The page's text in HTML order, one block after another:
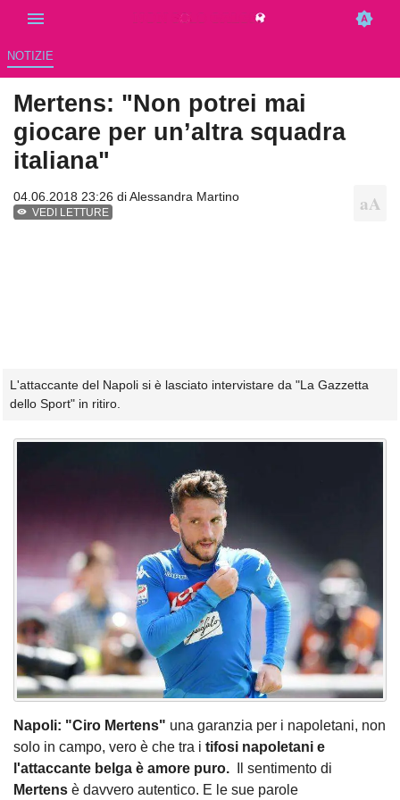
NOTIZIE
Mertens: "Non potrei mai
giocare per un’altra squadra
italiana"
04.06.2018 23:26 diAlessandra Martino
VEDI LETTURE
L'attaccante del Napoli si è lasciato intervistare da "La Gazzetta
dello Sport" in ritiro.
Napoli: "Ciro Mertens" una garanzia per i napoletani, non
solo in campo, vero è che tra i tifosi napoletani e
l'attaccante belga è amore puro. Il sentimento di
Mertens è davvero autentico. E le sue parole